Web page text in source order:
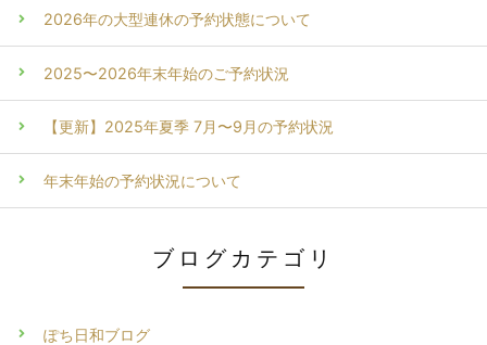
2026年の大型連休の予約状態について
2025〜2026年末年始のご予約状況
【更新】2025年夏季 7月〜9月の予約状況
年末年始の予約状況について
ブログカテゴリ
ぽち日和ブログ